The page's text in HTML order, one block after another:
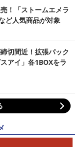
！「ストームエメラ
ど人気商品が対象
切間近！拡張パック
アイ」各1BOXをラ